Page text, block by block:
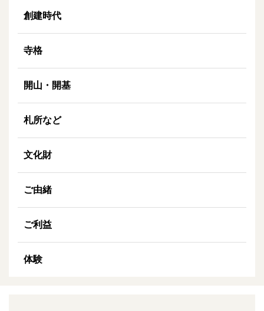
創建時代
寺格
開山・開基
札所など
文化財
ご由緒
ご利益
体験